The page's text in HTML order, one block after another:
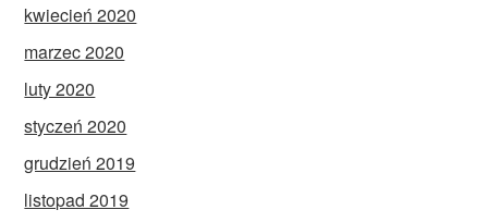
kwiecień 2020
marzec 2020
luty 2020
styczeń 2020
grudzień 2019
listopad 2019